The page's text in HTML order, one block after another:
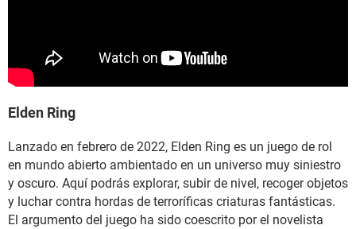
Elden Ring
Lanzado en febrero de 2022, Elden Ring es un juego de rol
en mundo abierto ambientado en un universo muy siniestro
y oscuro. Aquí podrás explorar, subir de nivel, recoger objetos
y luchar contra hordas de terroríficas criaturas fantásticas.
El argumento del juego ha sido coescrito por el novelista